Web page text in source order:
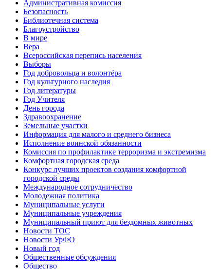
Административная комиссия
Безопасность
Библиотечная система
Благоустройство
В мире
Вера
Всероссийская перепись населения
Выборы
Год добровольца и волонтёра
Год культурного наследия
Год литературы
Год Учителя
День города
Здравоохранение
Земельные участки
Информация для малого и среднего бизнеса
Исполнение воинской обязанности
Комиссия по профилактике терроризма и экстремизма
Комфортная городская среда
Конкурс лучших проектов создания комфортной
городской среды
Международное сотрудничество
Молодежная политика
Муниципальные услуги
Муниципальные учреждения
Муниципальный приют для бездомных животных
Новости ТОС
Новости УрФО
Новый год
Общественные обсуждения
Общество